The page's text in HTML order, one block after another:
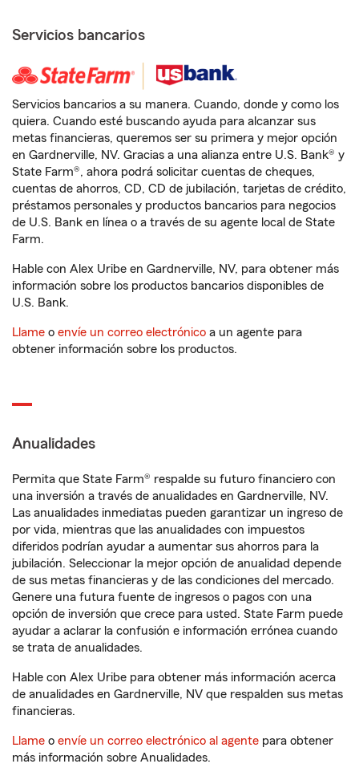
Servicios bancarios
Servicios bancarios a su manera. Cuando, donde y como los
quiera. Cuando esté buscando ayuda para alcanzar sus
metas financieras, queremos ser su primera y mejor opción
en Gardnerville, NV. Gracias a una alianza entre U.S. Bank® y
State Farm®, ahora podrá solicitar cuentas de cheques,
cuentas de ahorros, CD, CD de jubilación, tarjetas de crédito,
préstamos personales y productos bancarios para negocios
de U.S. Bank en línea o a través de su agente local de State
Farm.
Hable con Alex Uribe en Gardnerville, NV, para obtener más
información sobre los productos bancarios disponibles de
U.S. Bank.
Llame o envíe un correo electrónico a un agente para
obtener información sobre los productos.
Anualidades
Permita que State Farm® respalde su futuro financiero con
una inversión a través de anualidades en Gardnerville, NV.
Las anualidades inmediatas pueden garantizar un ingreso de
por vida, mientras que las anualidades con impuestos
diferidos podrían ayudar a aumentar sus ahorros para la
jubilación. Seleccionar la mejor opción de anualidad depende
de sus metas financieras y de las condiciones del mercado.
Genere una futura fuente de ingresos o pagos con una
opción de inversión que crece para usted. State Farm puede
ayudar a aclarar la confusión e información errónea cuando
se trata de anualidades.
Hable con Alex Uribe para obtener más información acerca
de anualidades en Gardnerville, NV que respalden sus metas
financieras.
Llame o envíe un correo electrónico al agente para obtener
más información sobre Anualidades.